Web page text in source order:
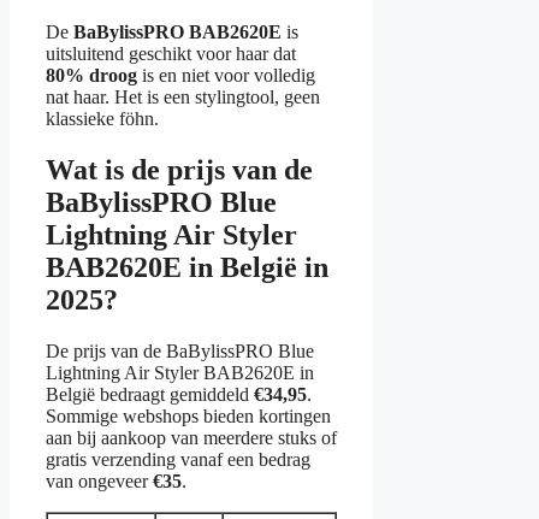
De BaBylissPRO BAB2620E is
uitsluitend geschikt voor haar dat
80% droog is en niet voor volledig
nat haar. Het is een stylingtool, geen
klassieke föhn.
Wat is de prijs van de
BaBylissPRO Blue
Lightning Air Styler
BAB2620E in België in
2025?
De prijs van de BaBylissPRO Blue
Lightning Air Styler BAB2620E in
België bedraagt gemiddeld €34,95.
Sommige webshops bieden kortingen
aan bij aankoop van meerdere stuks of
gratis verzending vanaf een bedrag
van ongeveer€35.